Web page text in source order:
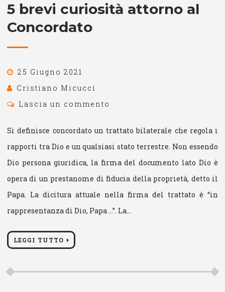
5 brevi curiosità attorno al
Concordato
25 Giugno 2021
Cristiano Micucci
Lascia un commento
Si definisce concordato un trattato bilaterale che regola i
rapporti tra Dio e un qualsiasi stato terrestre. Non essendo
Dio persona giuridica, la firma del documento lato Dio è
opera di un prestanome di fiducia della proprietà, detto il
Papa. La dicitura attuale nella firma del trattato è “in
rappresentanza di Dio, Papa …”. La…
LEGGI TUTTO